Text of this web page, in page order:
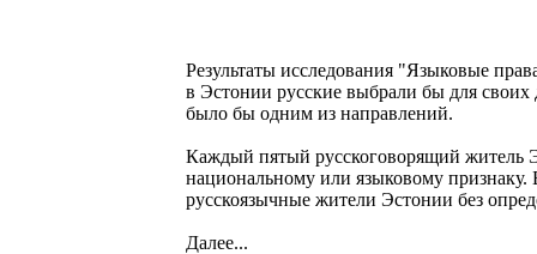
Результаты исследования "Языковые
в Эстонии русские выбрали бы для своих
было бы одним из направлений.
Каждый пятый русскоговорящий житель
национальному или языковому
русскоязычные жители Эстонии без
Далее...